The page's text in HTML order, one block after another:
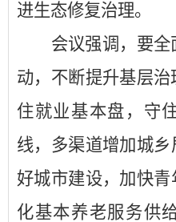
进生态修复治理。
会议强调，要
动，不断提升基层
住就业基本盘， 守
线， 多渠道增加城
好城市建设， 加快青
化基本养老服务供